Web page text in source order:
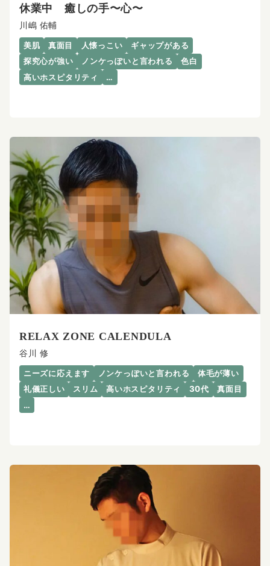
休業中 癒しの手〜心〜
川嶋 佑輔
美肌 真面目 人懐っこい
ギャップがある
探究心が強い
ノンケっぽいと言われる
色白
高いホスピタリティ
…
RELAX ZONE CALENDULA
谷川 修
ニーズに応えます ノンケっぽいと言われる
体毛が薄い
礼儀正しい
スリム 高いホスピタリティ 30代
真面目
…